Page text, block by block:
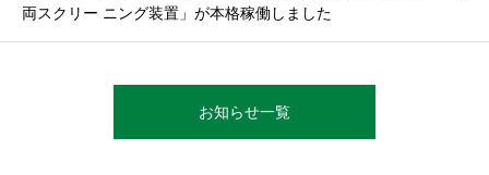
両スクリー ニング装置」が本格稼働しました
お知らせ一覧